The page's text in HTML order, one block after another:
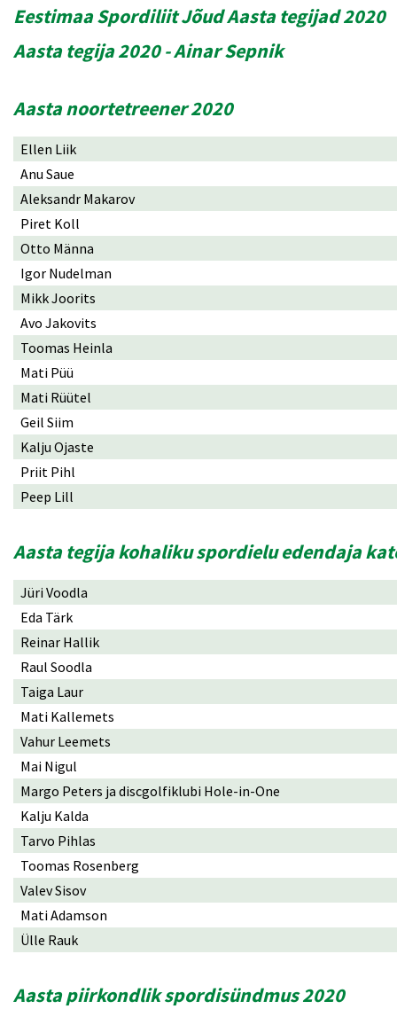
Eestimaa Spordiliit Jõud Aasta tegijad 2020
Aasta tegija 2020 - Ainar Sepnik
Aasta noortetreener 2020
Ellen Liik
Anu Saue
Aleksandr Makarov
Piret Koll
Otto Männa
Igor Nudelman
Mikk Joorits
Avo Jakovits
Toomas Heinla
Mati Püü
Mati Rüütel
Geil Siim
Kalju Ojaste
Priit Pihl
Peep Lill
Aasta tegija kohaliku spordielu edendaja
Jüri Voodla
Eda Tärk
Reinar Hallik
Raul Soodla
Taiga Laur
Mati Kallemets
Vahur Leemets
Mai Nigul
Margo Peters ja discgolfiklubi Hole-in-One
Kalju Kalda
Tarvo Pihlas
Toomas Rosenberg
Valev Sisov
Mati Adamson
Ülle Rauk
Aasta piirkondlik spordisündmus 2020